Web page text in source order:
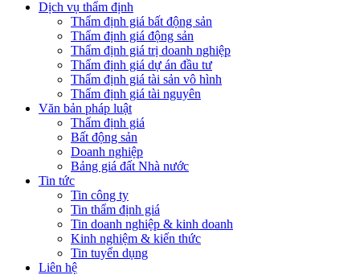
Dịch vụ thẩm định
Thẩm định giá bất động sản
Thẩm định giá động sản
Thẩm định giá trị doanh nghiệp
Thẩm định giá dự án đầu tư
Thẩm định giá tài sản vô hình
Thẩm định giá tài nguyên
Văn bản pháp luật
Thẩm định giá
Bất động sản
Doanh nghiệp
Bảng giá đất Nhà nước
Tin tức
Tin công ty
Tin thẩm định giá
Tin doanh nghiệp & kinh doanh
Kinh nghiệm & kiến thức
Tin tuyển dụng
Liên hệ